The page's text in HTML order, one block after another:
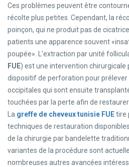
Ces problèmes peuvent être
récolte plus petites. Cependant, la
poinçon, qui ne produit pas de
patients une apparence souvent
poupée». L’extraction par unité
FUE) est une intervention chirurgicale
dispositif de perforation pour
occipitales qui sont ensuite
touchées par la perte afin de
La greffe de cheveux tunisie FUEtire
techniques de restauration
de la chirurgie par bandelette
variantes de la procédure sont
nombreuses autres avancées